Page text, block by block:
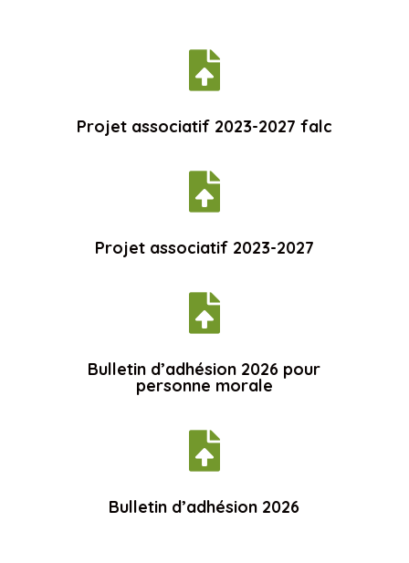

Projet associatif 2023-2027 falc

Projet associatif 2023-2027

Bulletin d’adhésion 2026 pour
personne morale

Bulletin d’adhésion 2026